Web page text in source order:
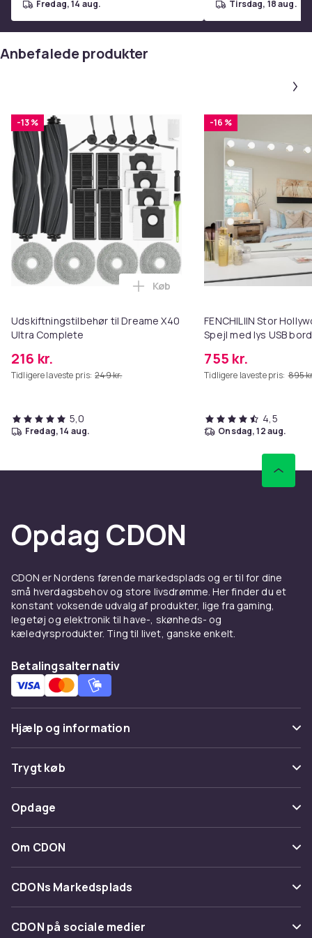
fredag, 14 aug. tirsdag, 18 aug.
Anbefalede produkter
-13 %
Udskiftningstilbehør til Dreame X40
Ultra Complete
216 kr.
Tidligere laveste pris: 249 kr.
Læg Udskiftningstilbehør til
Køb
5,0
fredag, 14 aug.
-16 %
FENCHILIIN Stor
Spejl med lys USB
755 kr.
Tidligere laveste pris: 895
4,5
onsdag, 12 aug.
Opdag CDON
CDON er Nordens førende markedsplads og er til for dine
små hverdagsbehov og store livsdrømme. Her finder du et
konstant voksende udvalg af produkter, lige fra gaming,
legetøj og elektronik til have-, skønheds- og
kæledyrsprodukter. Ting til livet, ganske enkelt.
Betalingsalternativ
Hjælp og information
Ofte stillede spørgsmål
Spor pakke
Fortryd & returner her
Kontakt os
Trygt køb
Betaling
Levering
Tilbagekaldelser
Opdage
Kategorier
Maerke
Om CDON
Om os
Kundeanmeldelser
CDONs Markedsplads
Merchant Help Center
CDON på sociale medier